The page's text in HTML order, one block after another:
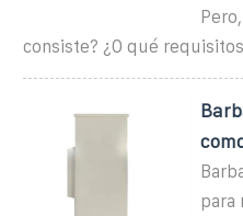
consiste? ¿O qué
para